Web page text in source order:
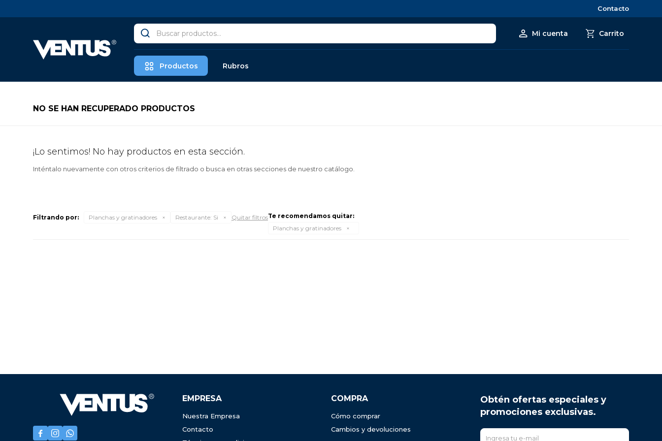
Productos Rubros
Contacto
NO SE HAN RECUPERADO PRODUCTOS
¡Lo sentimos! No hay productos en esta sección.
Inténtalo nuevamente con otros criterios de filtrado o busca en otras secciones de nuestro catálogo.
Filtrando por: Planchas y gratinadores Restaurante: Si Quitar filtrosTe recomendamos quitar:
Planchas y gratinadores
  
EMPRESA
Nuestra Empresa
Contacto
COMPRA
Cómo comprar
Cambios y devoluciones
Obtén ofertas especiales y
promociones exclusivas.